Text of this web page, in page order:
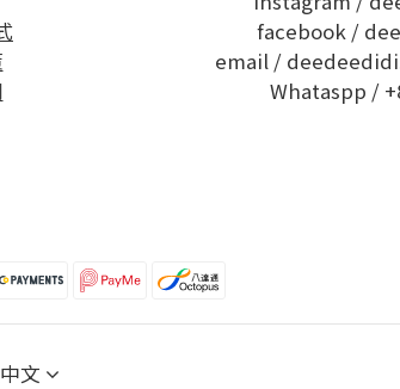
facebook /
email /
Whataspp /
文